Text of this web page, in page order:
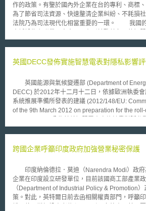
作的政策。有鑒於國內外企業在台的專利、商標
為了節省司法資源、快速釐清企業糾紛、不耗損
法院乃為司法現代化相當重要的一環。 我國的智財官司時，多是以刑
主。未來智慧財產法院所管轄案件除了民事訴訟
件。此外，為了因應科技界日新月異的技術發展
專院校之老師或專業研究機構之研究員。 另一方面，為避免大型企業
利用資金優渥之優勢，打壓小型科技公司的發展
分」聲請規定，相較於現行民事訴訟法規定嚴格
擔保金外，還必須「強制釋明」理由，若是釋明
英國DECC發佈實施智慧電表對隱私影響
英國能源與氣候變遷部 (Department of
DECC) 於2012年十二月十二日，依據歐洲執委
系統推展準備所發表的建議 (2012/148/EU:
of the 9th March 2012 on preparation for the roll-
Impact Assessment)。 該項評估羅列了十一項面向，分別探討其可能
經授權資料近取的安全性管理，中央、地方政府
菲瑪 (Baroness Verma) 表示: 消費者是最重要的
推動智慧電表實施的同時，亦致力於隱私、安全
的處理。 除此之外，DECC並針對應如何]執行歐盟於同年十月二十五
日通過的能源效率指令(Energy Efficient
跨國企業呼籲印度政府加強營業秘密保護
印度納倫德拉．莫迪（Narendra Modi）政府
企業在印度設立研發單位，目前該國商工部產業
（Department of Industrial Policy & Promotion
策。對此，英特爾日前去函相關權責部門，呼籲